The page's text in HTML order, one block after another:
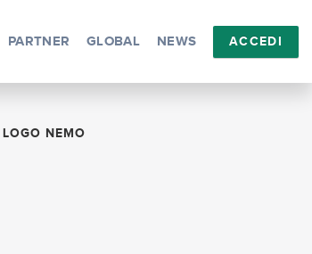
PARTNER GLOBAL NEWS ACCEDI
LOGO NEMO